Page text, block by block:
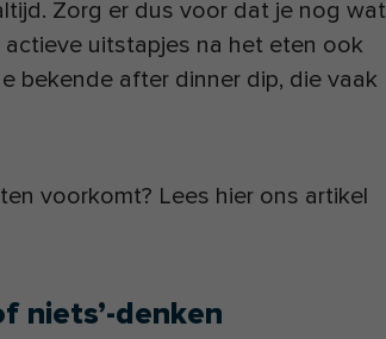
Zorg er dus voor dat je nog wat
uitstapjes na het eten ook
bekende after dinner dip, die vaak
voorkomt? Lees hier ons artikel
niets’-denken